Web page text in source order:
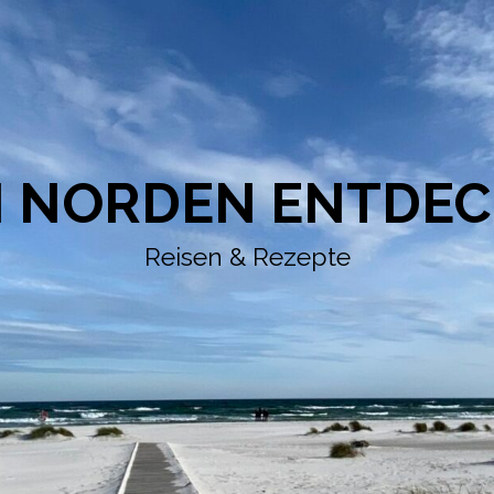
NORDEN
Reisen & Rezepte